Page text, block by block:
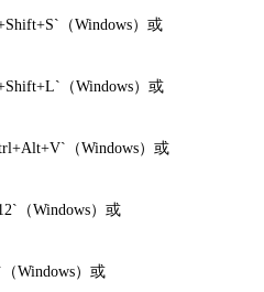
（Windows）或
（Windows）或
（Windows）或
（Windows）或
Windows）或